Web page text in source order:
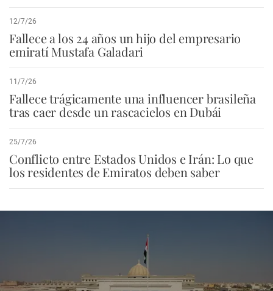
12/7/26
Fallece a los 24 años un hijo del empresario
emiratí Mustafa Galadari
11/7/26
Fallece trágicamente una influencer brasileña
tras caer desde un rascacielos en Dubái
25/7/26
Conflicto entre Estados Unidos e Irán: Lo que
los residentes de Emiratos deben saber